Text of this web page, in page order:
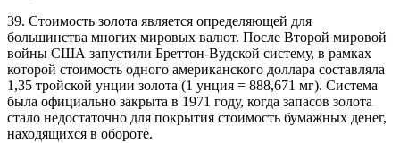
39. Стоимость золота является определяющей для
большинства многих мировых валют. После Второй мировой
войны США запустили Бреттон-Вудской систему, в рамках
которой стоимость одного американского доллара составляла
1,35 тройской унции золота (1 унция = 888,671 мг). Система
была официально закрыта в 1971 году, когда запасов золота
стало недостаточно для покрытия стоимость бумажных денег,
находящихся в обороте.